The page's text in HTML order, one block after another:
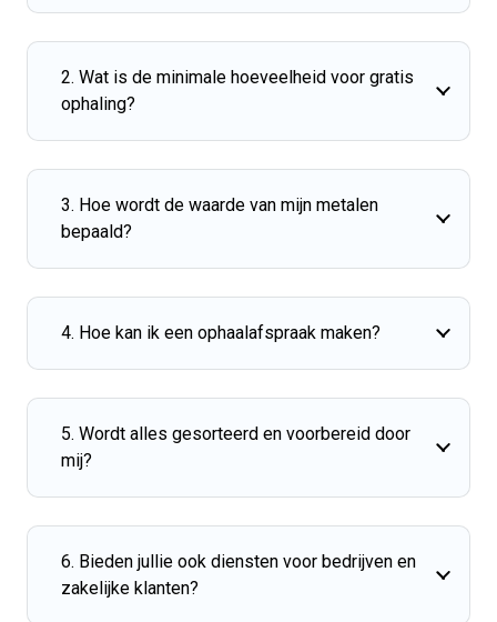
2. Wat is de minimale hoeveelheid voor gratis
ophaling?
3. Hoe wordt de waarde van mijn metalen
bepaald?
4. Hoe kan ik een ophaalafspraak maken?
5. Wordt alles gesorteerd en voorbereid door
mij?
6. Bieden jullie ook diensten voor bedrijven en
zakelijke klanten?